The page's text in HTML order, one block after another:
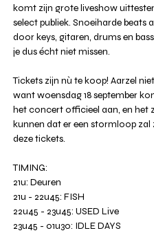
komt zijn grote liveshow
select publiek. Snoeiharde beats
door keys, gitaren, drums en
je dus écht niet missen.
Tickets zijn nù te koop! Aarzel
want woensdag 18 september
het concert officieel aan, en het
kunnen dat er een stormloop zal
deze tickets.
TIMING:
21u: Deuren
21u - 22u45: FISH
22u45 - 23u45: USED Live
23u45 - 01u30: IDLE DAYS